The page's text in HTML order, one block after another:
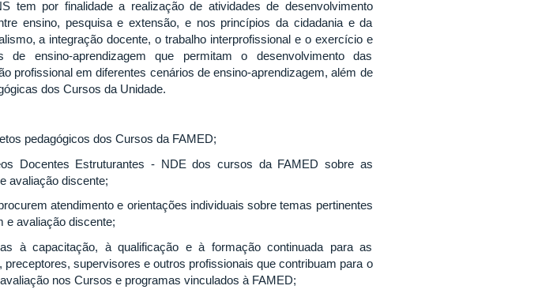
tem por finalidade a realização de atividades de desenvolvimento
ensino, pesquisa e extensão, e nos princípios da cidadania e da
a integração docente, o trabalho interprofissional e o exercício e
de ensino-aprendizagem que permitam o desenvolvimento das
profissional em diferentes cenários de ensino-aprendizagem, além de
dos Cursos da Unidade.
pedagógicos dos Cursos da FAMED;
Docentes Estruturantes - NDE dos cursos da FAMED sobre as
avaliação discente;
atendimento e orientações individuais sobre temas pertinentes
e avaliação discente;
à capacitação, à qualificação e à formação continuada para as
supervisores e outros profissionais que contribuam para o
nos Cursos e programas vinculados à FAMED;